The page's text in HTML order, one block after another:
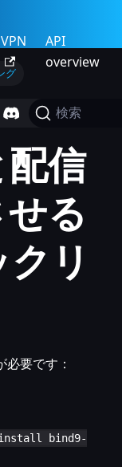
VPN
API
overview
検索
グ
信
る
リ
要です：
bind9-